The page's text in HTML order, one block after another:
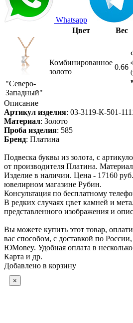
Whatsapp
Цвет
Вес
"Северо-
Западный"
Комбинированное
золото
0.66
Описание
Артикул изделия: 03-3119-К-501-
Материал: Золото
Проба изделия: 585
Бренд: Платина
Подвеска буквы из золота, с
от производителя Платина.
Изделие в наличии. Цена - 17160
ювелирном магазине Рубин.
Консультация по бесплатному
В редких случаях цвет камней и
представленного изображения и
Вы можете купить этот товар,
вас способом, с доставкой по
ЮMoney. Удобная оплата в несколько
Карта и др.
Добавлено в корзину
×